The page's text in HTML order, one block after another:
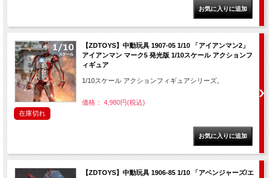
【ZDTOYS】中動玩具 1907-05 1/10 「アイアンマン2」
アイアンマン マーク5 発光版 1/10スケール アクションフ
ィギュア
1/10スケール アクションフィギュアシリーズ。
価格： 4,980円(税込)
在庫切れ
【ZDTOYS】中動玩具 1906-85 1/10 「アベンジャーズ/エ